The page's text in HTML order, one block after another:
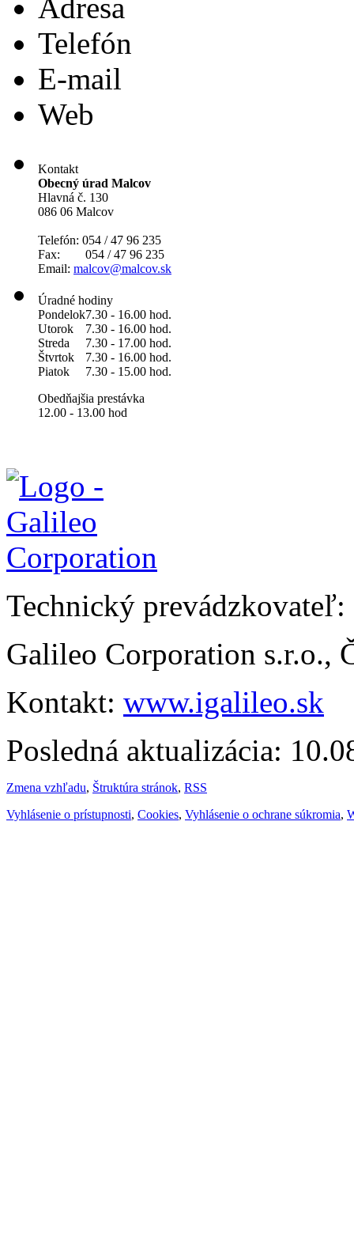
Adresa
Telefón
E-mail
Web
Kontakt
Obecný úrad Malcov
Hlavná č. 130
086 06 Malcov
Telefón: 054 / 47 96 235
Fax: 054 / 47 96 235
Email: malcov@malcov.sk
Úradné hodiny
Pondelok7.30 - 16.00 hod.
Utorok
7.30 - 16.00 hod.
Streda
7.30 - 17.00 hod.
Štvrtok
7.30 - 16.00 hod.
Piatok
7.30 - 15.00 hod.
Obedňajšia prestávka
12.00 - 13.00 hod
Technický prevádzkovateľ:
Galileo Corporation s.r.o.,
Kontakt: www.igalileo.sk
Posledná aktualizácia:
Zmena vzhľadu, Štruktúra stránok, RSS
Vyhlásenie o prístupnosti, Cookies, Vyhlásenie o ochrane súkromia,